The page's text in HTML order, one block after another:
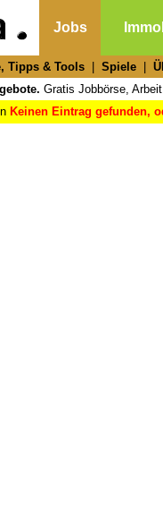
Jobs
Tipps & Tools Spiele
Gratis Jobbörse,
Keinen Eintrag gefunden,